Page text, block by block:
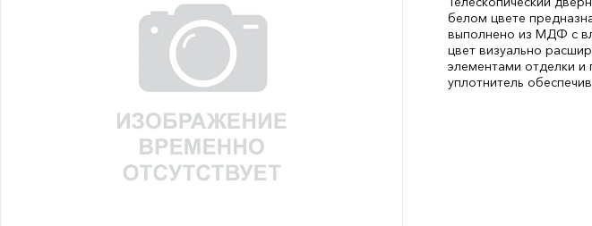
задаваемые
вопросы
белом цвете
выполнено из МДФ с
цвет визуально
элементами отделки
уплотнитель